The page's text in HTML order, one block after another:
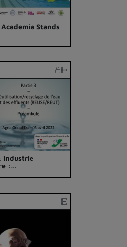
Stands
industrie
:…